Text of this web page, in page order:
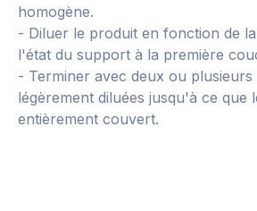
homogène.
- Diluer le produit en fonction de
l'état du support à la première
- Terminer avec deux ou plusieurs
légèrement diluées jusqu'à ce que
entièrement couvert.